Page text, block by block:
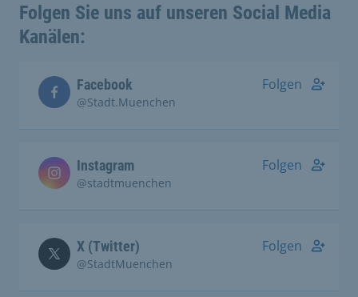
Folgen Sie uns auf unseren Social Media
Kanälen:
Facebook
@Stadt.Muenchen
Folgen
Instagram
@stadtmuenchen
Folgen
X (Twitter)
@StadtMuenchen
Folgen